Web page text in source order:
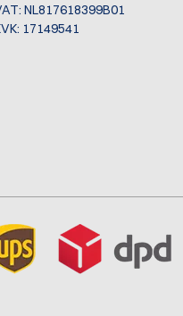
NL817618399B01
17149541